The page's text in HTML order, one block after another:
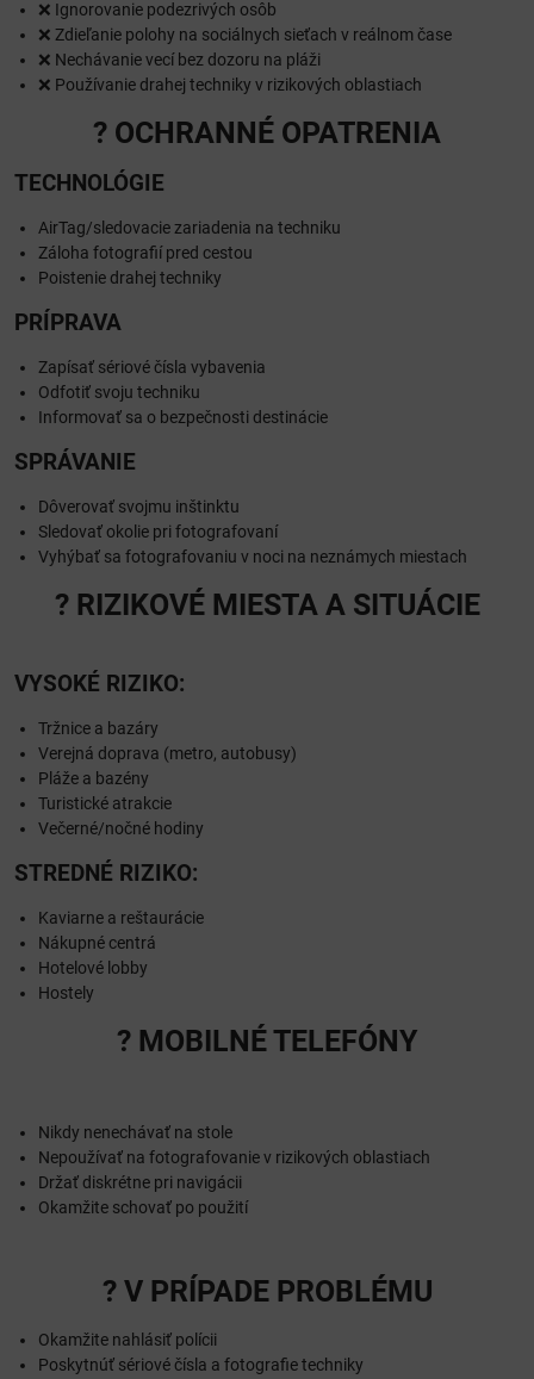
❌ Ignorovanie podezrivých osôb
❌ Zdieľanie polohy na sociálnych sieťach v reálnom čase
❌ Nechávanie vecí bez dozoru na pláži
❌ Používanie drahej techniky v rizikových oblastiach
?️ OCHRANNÉ OPATRENIA
TECHNOLÓGIE
AirTag/sledovacie zariadenia na techniku
Záloha fotografií pred cestou
Poistenie drahej techniky
PRÍPRAVA
Zapísať sériové čísla vybavenia
Odfotiť svoju techniku
Informovať sa o bezpečnosti destinácie
SPRÁVANIE
Dôverovať svojmu inštinktu
Sledovať okolie pri fotografovaní
Vyhýbať sa fotografovaniu v noci na neznámych miestach
? RIZIKOVÉ MIESTA A SITUÁCIE
VYSOKÉ RIZIKO:
Tržnice a bazáry
Verejná doprava (metro, autobusy)
Pláže a bazény
Turistické atrakcie
Večerné/nočné hodiny
STREDNÉ RIZIKO:
Kaviarne a reštaurácie
Nákupné centrá
Hotelové lobby
Hostely
? MOBILNÉ TELEFÓNY
Nikdy nenechávať na stole
Nepoužívať na fotografovanie v rizikových oblastiach
Držať diskrétne pri navigácii
Okamžite schovať po použití
? V PRÍPADE PROBLÉMU
Okamžite nahlásiť polícii
Poskytnúť sériové čísla a fotografie techniky